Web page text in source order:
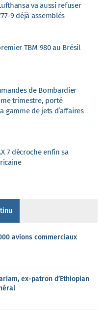
va aussi refuser
9 déjà assemblés
TBM 980 au Brésil
de Bombardier
trimestre, porté
gamme de jets d’affaires
7 décroche enfin sa
avions commerciaux
ex-patron d’Ethiopian